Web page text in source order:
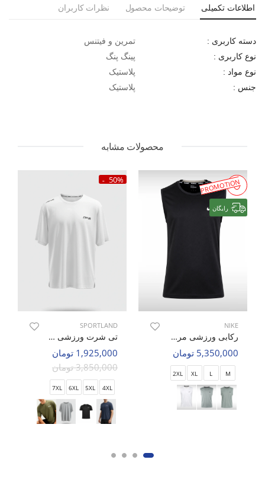
اطلاعات تکمیلی توضیحات محصول نظرات کاربران
دسته کاربری : تمرین و فیتنس
نوع کاربری : پینگ پنگ
نوع مواد : پلاستیک
جنس : پلاستیک
محصولات مشابه
PROMOTION
رایگان
NIKE
رکابی ورزشی مردانه نایک Nike Aero Rush M
5,350,000 تومان
M
L
XL
2XL
50%
SPORTLAND
تی شرت ورزشی مردانه اسپورتلند Ticino M
1,925,000 تومان
3,850,000 تومان
4XL
5XL
6XL
7XL